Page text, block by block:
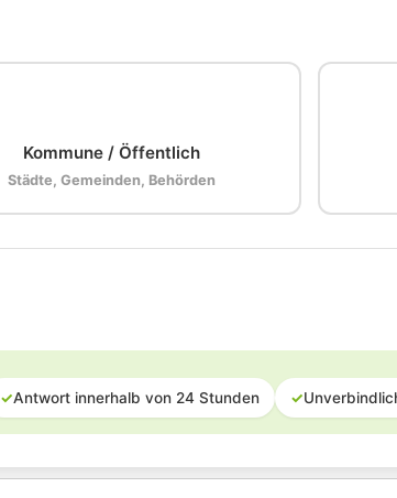
Kommune / Öffentlich
Städte, Gemeinden, Behörden
✓Antwort innerhalb von 24 Stunden ✓